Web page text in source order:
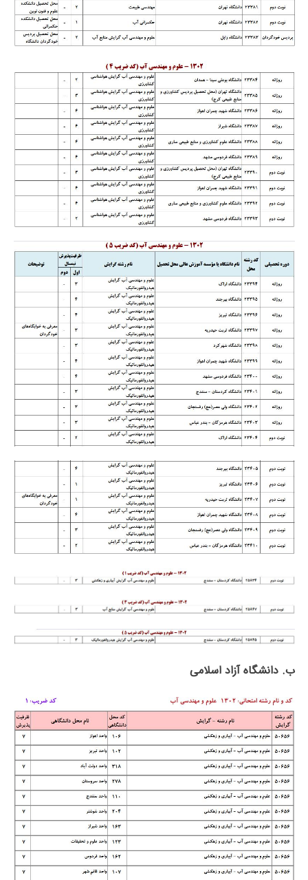
ب. دانشگاه آزاد اﺳﻼمی